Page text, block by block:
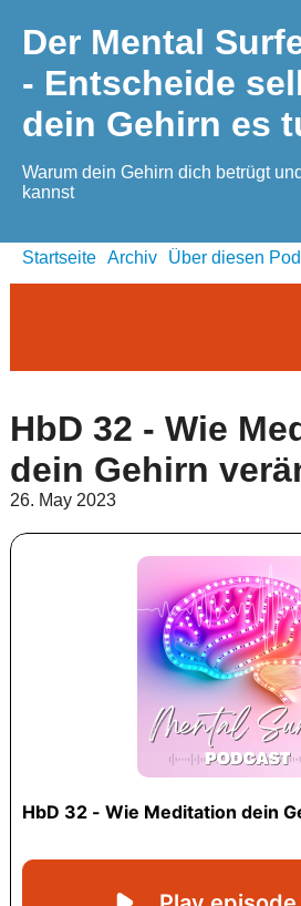
Der Mental
- Entscheide
dein Gehirn es
Warum dein Gehirn dich betrügt
kannst
Startseite Archiv Über diesen
HbD 32 - Wie
dein Gehirn
26. May 2023